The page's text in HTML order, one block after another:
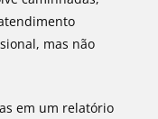
mas não
em um relatório